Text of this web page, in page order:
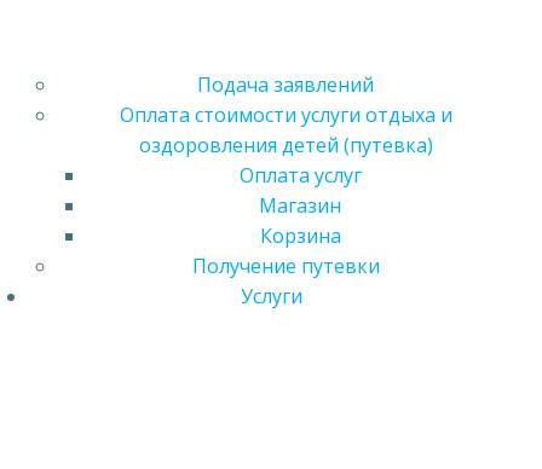
Подача заявлений
Оплата стоимости услуги отдыха и
оздоровления детей (путевка)
Оплата услуг
Магазин
Корзина
Получение путевки
Услуги